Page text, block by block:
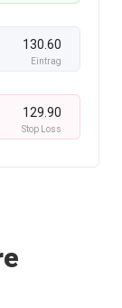
130.60
Eintrag
129.90
Stop Loss